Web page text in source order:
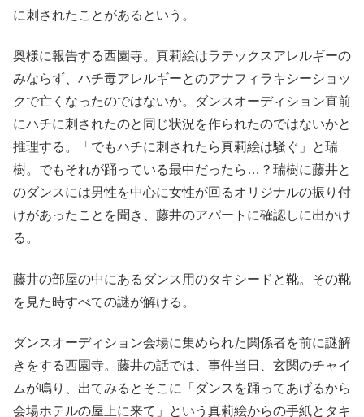
に刺されたことがあるという。
奥様に報告する西園寺。真莉絵はラテックスアレルギーの
みならず、ハチ毒アレルギーとのアナフィラキシーショッ
クで亡くなったのではないか。ダンスオーディション直前
にハチに刺されたのと同じ状況を作られたのではないかと
推理する。「でもハチに刺されたら真莉絵は騒ぐ」と瑞
樹。でもそれが踊っている最中だったら…？瑞樹に藤井と
のダンスには男性を中心に女性が回るオリジナルの振り付
けがあったことを聞き、藤井のアパートに確認しに出かけ
る。
藤井の部屋の中にあるダンス用のタキシードと靴。その靴
を見た時すべての謎が解ける。
ダンスオーディション会場に集められた関係者を前に謎解
きをする西園寺。藤井の話では、事件当日、玄関のチャイ
ムが鳴り、出てみるとそこに「ダンスを踊ってあげるから
会場ホテルの屋上に来て」という真莉絵からの手紙とタキ